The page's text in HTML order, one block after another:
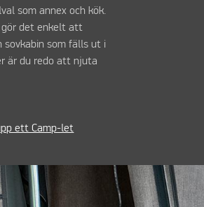
som annex och kök.
gör det enkelt att
som fälls ut i
är du redo att njuta
ett Camp-let